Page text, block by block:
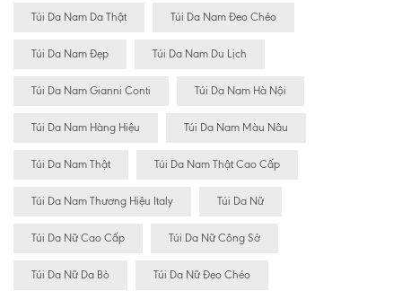
Túi Da Nam Da Thật Túi Da Nam Đeo Chéo
Túi Da Nam Đẹp Túi Da Nam Du Lịch
Túi Da Nam Gianni Conti Túi Da Nam Hà Nội
Túi Da Nam Hàng Hiệu Túi Da Nam Màu Nâu
Túi Da Nam Thật Túi Da Nam Thật Cao Cấp
Túi Da Nam Thương Hiệu Italy Túi Da Nữ
Túi Da Nữ Cao Cấp Túi Da Nữ Công Sở
Túi Da Nữ Da Bò Túi Da Nữ Đeo Chéo